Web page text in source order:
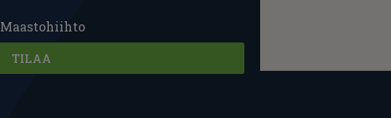
Maastohiihto
TILAA